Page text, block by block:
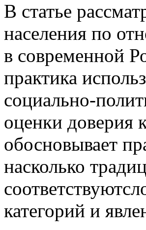
В статье
населения по
в современной
практика
социально-
оценки доверия
обосновывает
насколько
категорий и